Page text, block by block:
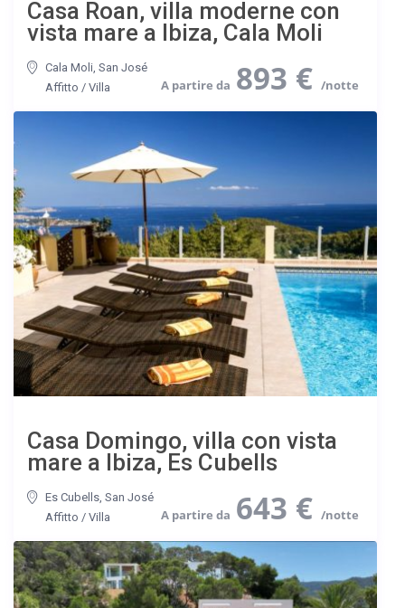
893 €
Casa Roan, villa moderne con
vista mare a Ibiza, Cala Moli
Cala Moli ,San José
Affitto /Villa
643 €
Casa Domingo, villa con vista
mare a Ibiza, Es Cubells
Es Cubells,San José
Affitto /Villa